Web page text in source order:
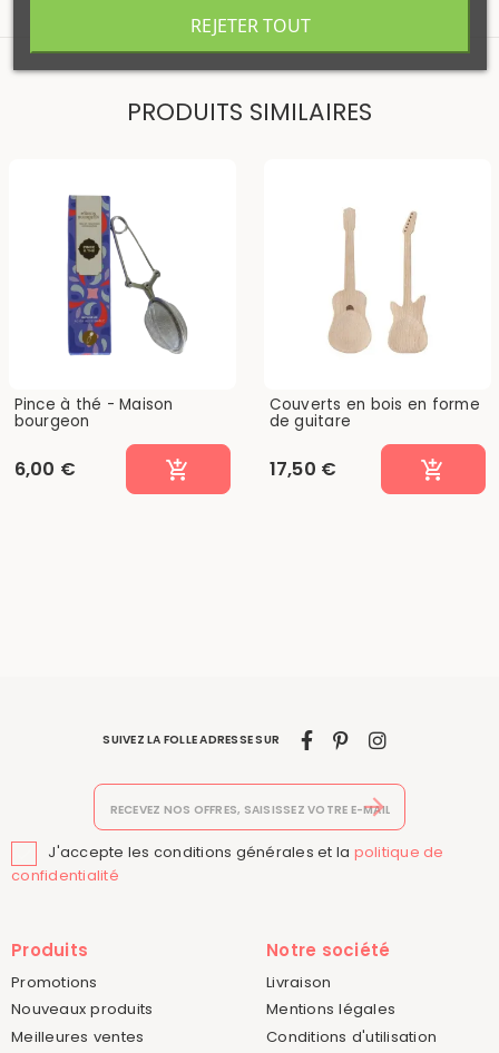
PRODUITS SIMILAIRES
Pince à thé - Maison
bourgeon
6,00 €
Couverts en bois en forme
de guitare
17,50 €
J'accepte les conditions générales et la politique de
confidentialité
SUIVEZ LA FOLLE ADRESSE SUR
Produits
Promotions
Nouveaux produits
Meilleures ventes
Notre société
Livraison
Mentions légales
Conditions d'utilisation
REJETER TOUT